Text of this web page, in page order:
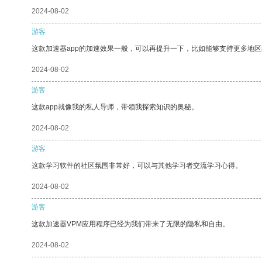
2024-08-02
游客
这款加速器app的加速效果一般，可以再提升一下，比如能够支持更多地区
2024-08-02
游客
这款app就像我的私人导师，带领我探索知识的奥秘。
2024-08-02
游客
这款学习软件的社区氛围非常好，可以与其他学习者交流学习心得。
2024-08-02
游客
这款加速器VPM应用程序已经为我们带来了无限的隐私和自由。
2024-08-02